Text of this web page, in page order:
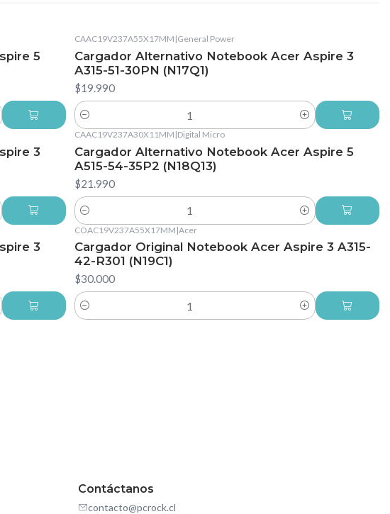
5
CAAC19V237A55X17MM |General Power
Cargador Alternativo Notebook Acer Aspire 3
A315-51-30PN (N17Q1)
$19.990
Cantidad
3
CAAC19V237A30X11MM |Digital Micro
Cargador Alternativo Notebook Acer Aspire 5
A515-54-35P2 (N18Q13)
$21.990
Cantidad
3
COAC19V237A55X17MM |Acer
Cargador Original Notebook Acer Aspire 3 A315-
42-R301 (N19C1)
$30.000
Cantidad
Contáctanos
contacto@pcrock.cl